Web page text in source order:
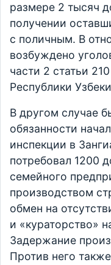
размере 2 тысяч
получении
с поличным. В
возбуждено
части 2 статьи
Республики
В другом случае
обязанности
инспекции в
потребовал 1200
семейного
производством
обмен на
и «кураторство»
Задержание
Против него